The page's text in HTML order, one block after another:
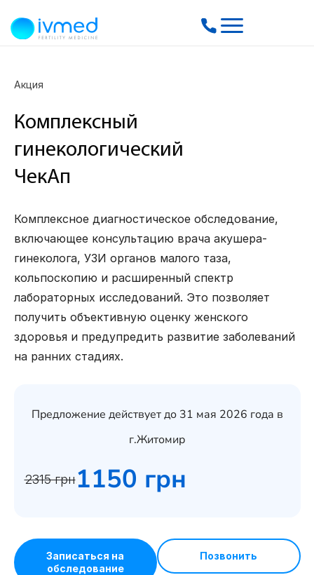
Акция
Комплексный
гинекологический
ЧекАп
Комплексное диагностическое обследование,
включающее консультацию врача акушера-
гинеколога, УЗИ органов малого таза,
кольпоскопию и расширенный спектр
лабораторных исследований. Это позволяет
получить объективную оценку женского
здоровья и предупредить развитие заболеваний
на ранних стадиях.
Предложение действует до 31 мая 2026 года в
г.Житомир
2315 грн1150 грн
Записаться на
обследование
Позвонить